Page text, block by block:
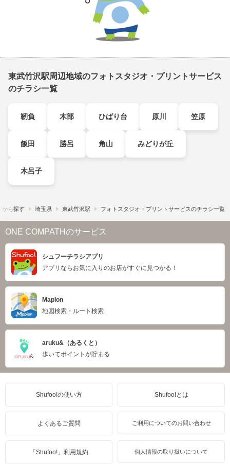
東武竹沢駅周辺地域のフォトスタジオ・プリントサービス
のチラシ一覧
靭負 木部 ひばり台 原川 笠原
飯田 勝呂 角山 みどりが丘
木呂子
から探す 埼玉県 東武竹沢駅 フォトスタジオ・プリントサービスのチラシ一覧
ONE COMPATHのサービス
シュフーチラシアプリ
アプリならお気に入りのお店がすぐに見つかる！
Mapion
地図検索・ルート検索
aruku&（あるくと）
歩いてポイントが貯まる
Shufoo!の使い方 Shufoo!とは
よくあるご質問 ご利用についてのお問い合わせ
「Shufoo!」利用規約 個人情報の取り扱いについて